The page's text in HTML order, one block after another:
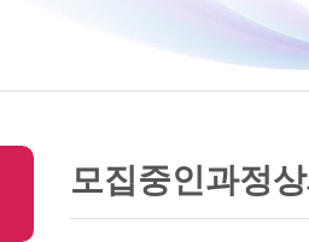
모집중인과정